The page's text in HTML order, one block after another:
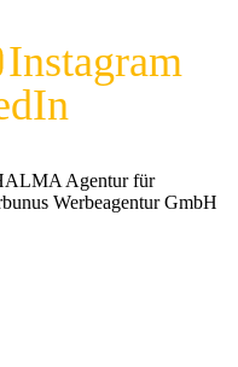
Instagram
Agentur für
Werbeagentur GmbH